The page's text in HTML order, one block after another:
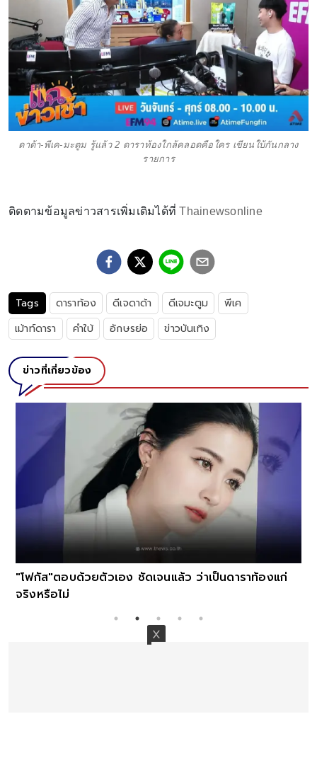
ดาด้า-พีเค-มะตูม รู้แล้ว 2 ดาราท้องใกล้คลอดคือใคร เขียนใบ้กันกลาง
รายการ
ติดตามข้อมูลข่าวสารเพิ่มเติมได้ที่Thainewsonline
Tags ดาราท้อง ดีเจดาด้า ดีเจมะตูม
พีเค
เม้าท์ดารา
คำใบ้ อักษรย่อ ข่าวบันเทิง
ข่าวที่เกี่ยวข้อง
"โฟกัส"ตอบด้วยตัวเอง ชัดเจนแล้ว ว่าเป็นดาราท้องแก่
จริงหรือไม่